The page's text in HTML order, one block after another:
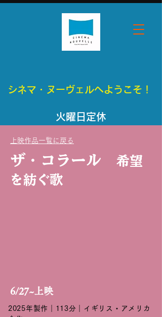
シネマ・ヌーヴェルへようこそ！
​火曜日定休
上映作品一覧に戻る
ザ・コラール 希望
を紡ぐ歌
6/27~上映
2025年製作｜113分｜イギリス・アメリカ